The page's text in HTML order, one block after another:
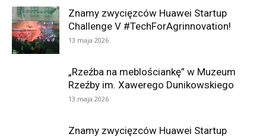
Znamy zwycięzców Huawei Startup
Challenge V #TechForAgrinnovation!
13 maja 2026
„Rzeźba na meblościankę” w Muzeum
Rzeźby im. Xawerego Dunikowskiego
13 maja 2026
Znamy zwycięzców Huawei Startup